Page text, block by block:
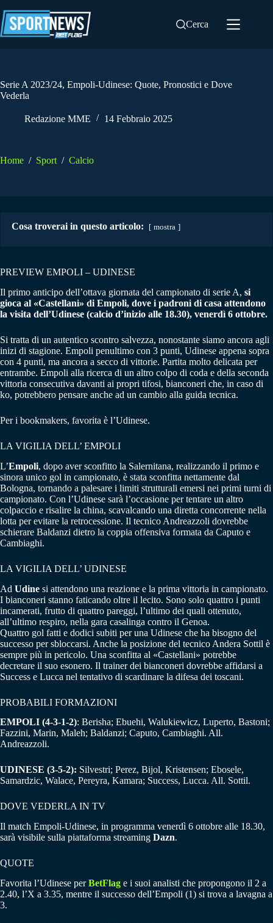
al
contenuto
Cerca
Serie A 2023/24, Empoli-Udinese: Quote, Pronostici e Dove
Vederla
Redazione MME 14 Febbraio 2025
Home / Sport / Calcio
Cosa troverai in questo articolo: mostra
PREVIEW EMPOLI – UDINESE
Il primo anticipo dell’ottava giornata del campionato di serie A, si
gioca al «Castellani» di Empoli, dove i padroni di casa attendono
la visita dell’Udinese (calcio d’inizio alle 18.30), venerdì 6 ottobre.
Si tratta di un autentico scontro salvezza, nonostante siamo ancora agli
inizi di stagione. Empoli penultimo con 3 punti, Udinese appena sopra
con 4 punti, ma ancora a secco di vittorie. Partita molto delicata per
entrambe. Empoli alla ricerca di un altro colpo di coda e della seconda
vittoria consecutiva davanti ai propri tifosi, bianconeri che, in caso di
ko, potrebbero pensare anche ad un cambio alla guida tecnica.
Per i bookmakers, favorita è l’Udinese.
LA VIGILIA DELL’ EMPOLI
L’Empoli, dopo aver sconfitto la Salernitana, realizzando il primo e
sinora unico gol in campionato, è stata sconfitta nettamente dal
Bologna, tornando a palesare i limiti strutturali emersi nei primi turni di
campionato. Con l’Udinese sarà l’occasione per tentare un altro
colpaccio e risalire la china, scavalcando una diretta concorrente nella
lotta per evitare la retrocessione. Il tecnico Andreazzoli dovrebbe
schierare Baldanzi dietro la coppia offensiva formata da Caputo e
Cambiaghi.
LA VIGILIA DELL’ UDINESE
Ad Udine si attendono una reazione e la prima vittoria in campionato.
I bianconeri stanno faticando oltre il lecito. Sono solo quattro i punti
incamerati, frutto di quattro pareggi, l’ultimo dei quali ottenuto,
all’ultimo respiro, nella gara casalinga contro il Genoa.
Quattro gol fatti e dodici subiti per una Udinese che ha bisogno del
successo per sbloccarsi. Anche la posizione del tecnico Andera Sottil è
sempre più in pericolo. Una sconfitta al «Castellani» potrebbe
decretare il suo esonero. Il trainer dei bianconeri dovrebbe affidarsi a
Success e Lucca nel tentativo di scardinare la difesa dei toscani.
PROBABILI FORMAZIONI
EMPOLI (4-3-1-2): Berisha; Ebuehi, Walukiewicz, Luperto, Bastoni;
Fazzini, Marin, Maleh; Baldanzi; Caputo, Cambiaghi. All.
Andreazzoli.
UDINESE (3-5-2): Silvestri; Perez, Bijol, Kristensen; Ebosele,
Samardzic, Walace, Pereyra, Kamara; Success, Lucca. All. Sottil.
DOVE VEDERLA IN TV
Il match Empoli-Udinese, in programma venerdì 6 ottobre alle 18.30,
sarà visibile sulla piattaforma streaming Dazn.
QUOTE
Favorita l’Udinese perBetFlag e i suoi analisti che propongono il 2 a
2.40, l’X a 3.35, mentre il successo dell’Empoli (1) si trova a lavagna a
3.